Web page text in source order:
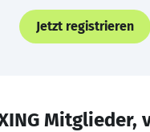
Jetzt registrieren
Mitglieder,